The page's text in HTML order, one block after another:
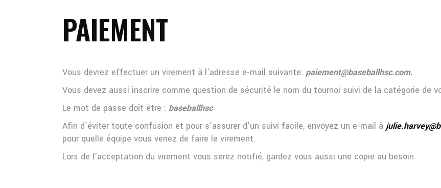
PAIEMENT
Vous devrez effectuer un virement à l’adresse e-mail suivante: paiement@baseballhsc.com.
Vous devez aussi inscrire comme question de sécurité le nom du tournoi suivi de la catégorie de
Le mot de passe doit être : baseballhsc
Afin d’éviter toute confusion et pour s’assurer d’un suivi facile, envoyez un e-mail à
pour quelle équipe vous venez de faire le virement.
Lors de l’acceptation du virement vous serez notifié, gardez vous aussi une copie au besoin.